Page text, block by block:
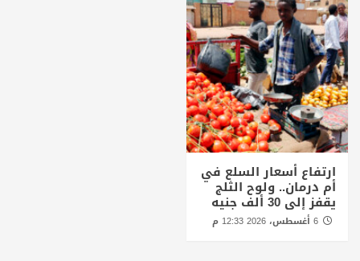
ارتفاع أسعار السلع في
أم درمان.. ولوح الثلج
يقفز إلى 30 ألف جنيه